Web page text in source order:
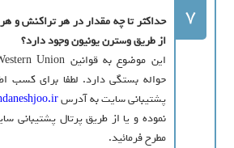
7
حداکثر تا چه مقدار در هر تراکنش و
از طریق وسترن یونیون وجود دارد؟
حواله بستگی دارد. لطفا براي کسب
پشتيباني سايت به آدرس
نموده و يا از طریق پرتال پشتيباني
مطرح فرمائيد.